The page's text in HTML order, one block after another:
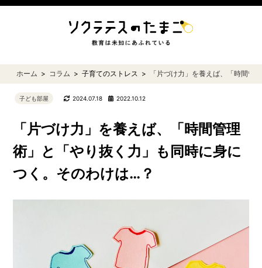
ホーム コラム 子育てのストレス 「片づけ力」を養えば、「時間
子ども部屋 2024.07.18 2022.10.12
「片づけ力」を養えば、「時間管理
術」と「やり抜く力」も同時に身に
つく。そのわけは…？